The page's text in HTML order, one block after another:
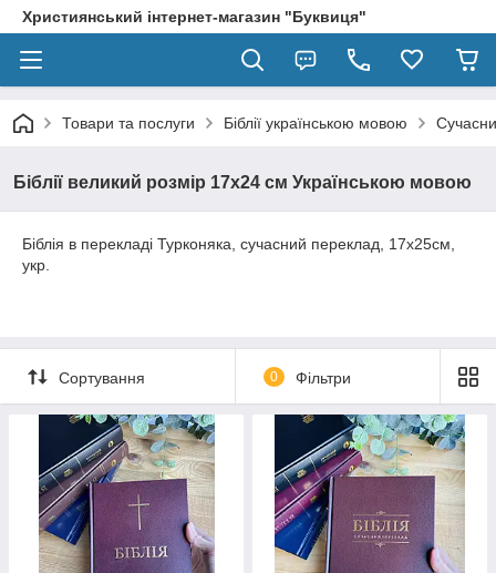
Християнський інтернет-магазин "Буквиця"
Товари та послуги Біблії українською мовою
Біблії великий розмір 17х24 см Українською мовою
Біблія в перекладі Турконяка, сучасний переклад, 17х25см,
укр.
Сортування 0 Фільтри